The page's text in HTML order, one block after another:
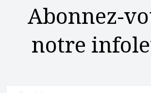
Abonnez-
notre